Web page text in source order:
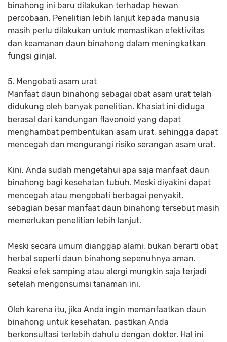
binahong ini baru dilakukan terhadap hewan
percobaan. Penelitian lebih lanjut kepada manusia
masih perlu dilakukan untuk memastikan efektivitas
dan keamanan daun binahong dalam meningkatkan
fungsi ginjal.
5. Mengobati asam urat
Manfaat daun binahong sebagai obat asam urat telah
didukung oleh banyak penelitian. Khasiat ini diduga
berasal dari kandungan flavonoid yang dapat
menghambat pembentukan asam urat, sehingga dapat
mencegah dan mengurangi risiko serangan asam urat.
Kini, Anda sudah mengetahui apa saja manfaat daun
binahong bagi kesehatan tubuh. Meski diyakini dapat
mencegah atau mengobati berbagai penyakit,
sebagian besar manfaat daun binahong tersebut masih
memerlukan penelitian lebih lanjut.
Meski secara umum dianggap alami, bukan berarti obat
herbal seperti daun binahong sepenuhnya aman.
Reaksi efek samping atau alergi mungkin saja terjadi
setelah mengonsumsi tanaman ini.
Oleh karena itu, jika Anda ingin memanfaatkan daun
binahong untuk kesehatan, pastikan Anda
berkonsultasi terlebih dahulu dengan dokter. Hal ini